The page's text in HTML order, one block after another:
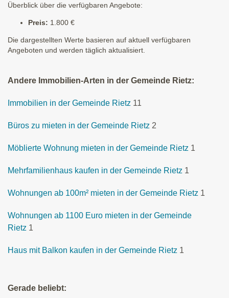
Überblick über die verfügbaren Angebote:
Preis: 1.800 €
Die dargestellten Werte basieren auf aktuell verfügbaren
Angeboten und werden täglich aktualisiert.
Andere Immobilien-Arten in der Gemeinde Rietz:
Immobilien in der Gemeinde Rietz 11
Büros zu mieten in der Gemeinde Rietz 2
Möblierte Wohnung mieten in der Gemeinde Rietz 1
Mehrfamilienhaus kaufen in der Gemeinde Rietz 1
Wohnungen ab 100m² mieten in der Gemeinde Rietz 1
Wohnungen ab 1100 Euro mieten in der Gemeinde
Rietz 1
Haus mit Balkon kaufen in der Gemeinde Rietz 1
Gerade beliebt: